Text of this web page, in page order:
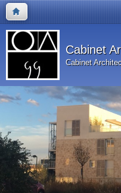
Cabinet
Cabinet